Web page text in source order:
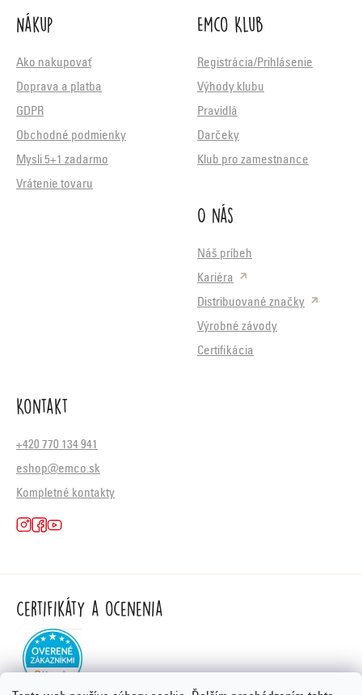
Nákup
Ako nakupovať
Doprava a platba
GDPR
Obchodné podmienky
Mysli 5+1 zadarmo
Vrátenie tovaru
Emco Klub
Registrácia/Prihlásenie
Výhody klubu
Pravidlá
Darčeky
Klub pro zamestnance
O nás
Náš príbeh
Kariéra
Distribuované značky
Výrobné závody
Certifikácia
Kontakt
+420 770 134 941
eshop@emco.sk
Kompletné kontakty
Certifikáty a ocenenia